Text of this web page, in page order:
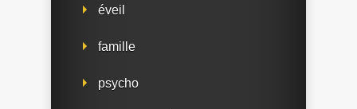
éveil
famille
psycho